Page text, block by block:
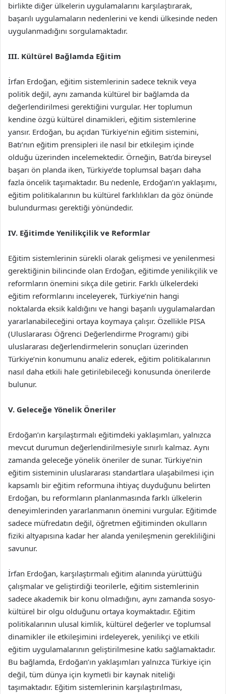
birlikte diğer ülkelerin uygulamalarını karşılaştırarak,
başarılı uygulamaların nedenlerini ve kendi ülkesinde neden
uygulanmadığını sorgulamaktadır.
III. Kültürel Bağlamda Eğitim
İrfan Erdoğan, eğitim sistemlerinin sadece teknik veya
politik değil, aynı zamanda kültürel bir bağlamda da
değerlendirilmesi gerektiğini vurgular. Her toplumun
kendine özgü kültürel dinamikleri, eğitim sistemlerine
yansır. Erdoğan, bu açıdan Türkiye’nin eğitim sistemini,
Batı’nın eğitim prensipleri ile nasıl bir etkileşim içinde
olduğu üzerinden incelemektedir. Örneğin, Batı’da bireysel
başarı ön planda iken, Türkiye’de toplumsal başarı daha
fazla öncelik taşımaktadır. Bu nedenle, Erdoğan’ın yaklaşımı,
eğitim politikalarının bu kültürel farklılıkları da göz önünde
bulundurması gerektiği yönündedir.
IV. Eğitimde Yenilikçilik ve Reformlar
Eğitim sistemlerinin sürekli olarak gelişmesi ve yenilenmesi
gerektiğinin bilincinde olan Erdoğan, eğitimde yenilikçilik ve
reformların önemini sıkça dile getirir. Farklı ülkelerdeki
eğitim reformlarını inceleyerek, Türkiye’nin hangi
noktalarda eksik kaldığını ve hangi başarılı uygulamalardan
yararlanabileceğini ortaya koymaya çalışır. Özellikle PISA
(Uluslararası Öğrenci Değerlendirme Programı) gibi
uluslararası değerlendirmelerin sonuçları üzerinden
Türkiye’nin konumunu analiz ederek, eğitim politikalarının
nasıl daha etkili hale getirilebileceği konusunda önerilerde
bulunur.
V. Geleceğe Yönelik Öneriler
Erdoğan’ın karşılaştırmalı eğitimdeki yaklaşımları, yalnızca
mevcut durumun değerlendirilmesiyle sınırlı kalmaz. Aynı
zamanda geleceğe yönelik öneriler de sunar. Türkiye’nin
eğitim sisteminin uluslararası standartlara ulaşabilmesi için
kapsamlı bir eğitim reformuna ihtiyaç duyduğunu belirten
Erdoğan, bu reformların planlanmasında farklı ülkelerin
deneyimlerinden yararlanmanın önemini vurgular. Eğitimde
sadece müfredatın değil, öğretmen eğitiminden okulların
fiziki altyapısına kadar her alanda yenileşmenin gerekliliğini
savunur.
İrfan Erdoğan, karşılaştırmalı eğitim alanında yürüttüğü
çalışmalar ve geliştirdiği teorilerle, eğitim sistemlerinin
sadece akademik bir konu olmadığını, aynı zamanda sosyo-
kültürel bir olgu olduğunu ortaya koymaktadır. Eğitim
politikalarının ulusal kimlik, kültürel değerler ve toplumsal
dinamikler ile etkileşimini irdeleyerek, yenilikçi ve etkili
eğitim uygulamalarının geliştirilmesine katkı sağlamaktadır.
Bu bağlamda, Erdoğan’ın yaklaşımları yalnızca Türkiye için
değil, tüm dünya için kıymetli bir kaynak niteliği
taşımaktadır. Eğitim sistemlerinin karşılaştırılması,